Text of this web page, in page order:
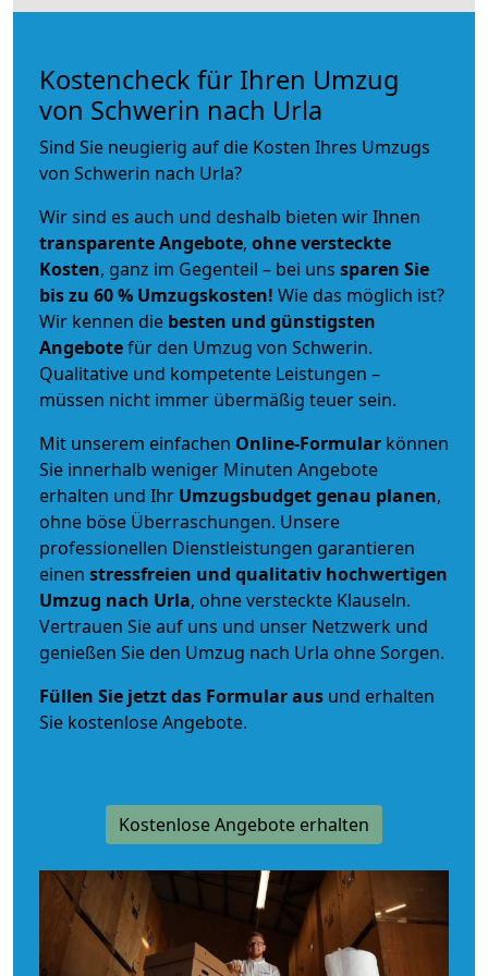
Kostencheck für Ihren Umzug
von Schwerin nach Urla
Sind Sie neugierig auf die Kosten Ihres Umzugs
von Schwerin nach Urla?
Wir sind es auch und deshalb bieten wir Ihnen
transparente Angebote, ohne versteckte
Kosten, ganz im Gegenteil – bei uns sparen Sie
bis zu 60 % Umzugskosten! Wie das möglich ist?
Wir kennen die besten und günstigsten
Angebotefür den Umzug von Schwerin.
Qualitative und kompetente Leistungen –
müssen nicht immer übermäßig teuer sein.
Mit unserem einfachen Online-Formular können
Sie innerhalb weniger Minuten Angebote
erhalten und Ihr Umzugsbudgetgenau planen,
ohne böse Überraschungen. Unsere
professionellen Dienstleistungen garantieren
einen stressfreien und qualitativ hochwertigen
Umzug nach Urla, ohne versteckte Klauseln.
Vertrauen Sie auf uns und unser Netzwerk und
genießen Sie den Umzug nach Urla ohne Sorgen.
Füllen Sie jetzt das Formular aus und erhalten
Sie kostenlose Angebote.
Kostenlose Angebote erhalten